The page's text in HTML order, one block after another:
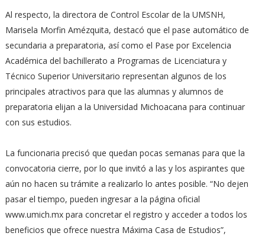
Al respecto, la directora de Control Escolar de la UMSNH,
Marisela Morfin Amézquita, destacó que el pase automático de
secundaria a preparatoria, así como el Pase por Excelencia
Académica del bachillerato a Programas de Licenciatura y
Técnico Superior Universitario representan algunos de los
principales atractivos para que las alumnas y alumnos de
preparatoria elijan a la Universidad Michoacana para continuar
con sus estudios.
La funcionaria precisó que quedan pocas semanas para que la
convocatoria cierre, por lo que invitó a las y los aspirantes que
aún no hacen su trámite a realizarlo lo antes posible. “No dejen
pasar el tiempo, pueden ingresar a la página oficial
www.umich.mx para concretar el registro y acceder a todos los
beneficios que ofrece nuestra Máxima Casa de Estudios”,